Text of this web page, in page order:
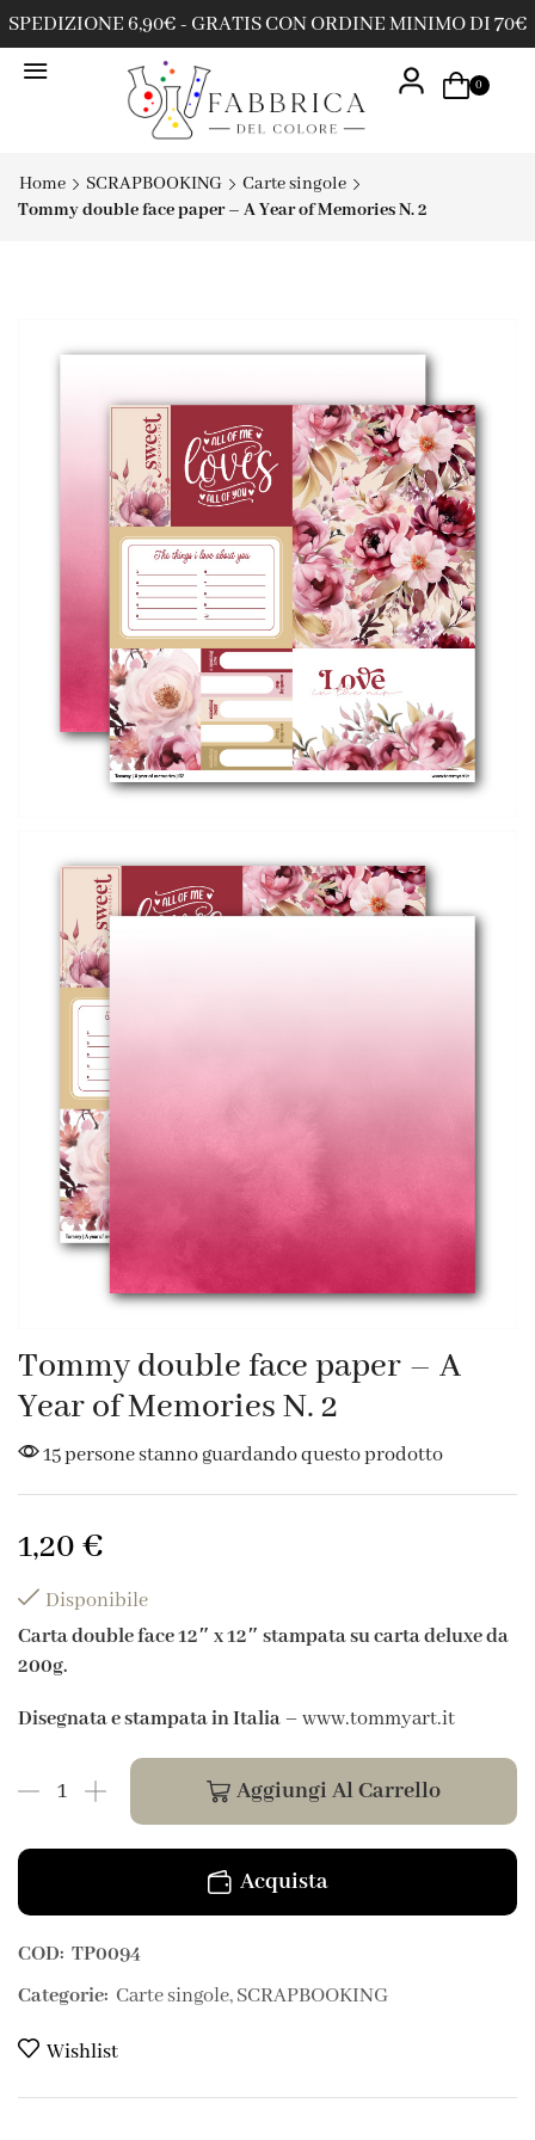
SPEDIZIONE 6,90€ - GRATIS CON ORDINE MINIMO DI 70€
0
Home SCRAPBOOKING
Carte singole
Tommy double face paper – A Year of Memories N. 2
Tommy double face paper – A
Year of Memories N. 2
15 persone stanno guardando questo prodotto
1,20 €
Disponibile
Carta double face 12″ x 12″ stampata su carta deluxe da
200g.
Disegnata e stampata in Italia– www.tommyart.it
Aggiungi Al Carrello
Acquista
COD: TP0094
Categorie: Carte singole,SCRAPBOOKING
Wishlist